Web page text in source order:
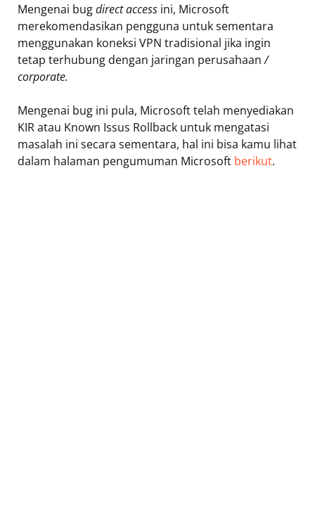
Mengenai bugdirect access ini, Microsoft
merekomendasikan pengguna untuk sementara
menggunakan koneksi VPN tradisional jika ingin
tetap terhubung dengan jaringan perusahaan/
corporate.
Mengenai bug ini pula, Microsoft telah menyediakan
KIR atau Known Issus Rollback untuk mengatasi
masalah ini secara sementara, hal ini bisa kamu lihat
dalam halaman pengumuman Microsoft berikut.